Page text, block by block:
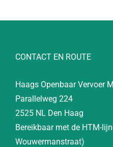
CONTACT EN ROUTE
Haags Openbaar Vervoer
Parallelweg 224
2525 NL Den Haag
Bereikbaar met de HTM-
Wouwermanstraat)